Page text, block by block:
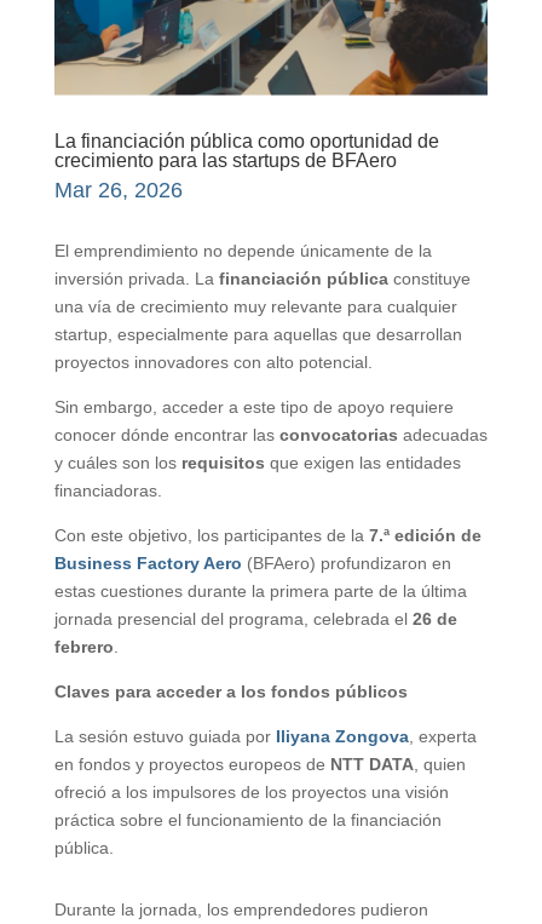
La financiación pública como oportunidad de
crecimiento para las startups de BFAero
Mar 26, 2026
El emprendimiento no depende únicamente de la
inversión privada. La financiación pública constituye
una vía de crecimiento muy relevante para cualquier
startup, especialmente para aquellas que desarrollan
proyectos innovadores con alto potencial.
Sin embargo, acceder a este tipo de apoyo requiere
conocer dónde encontrar las convocatorias adecuadas
y cuáles son los requisitos que exigen las entidades
financiadoras.
Con este objetivo, los participantes de la 7.ª edición de
Business Factory Aero (BFAero) profundizaron en
estas cuestiones durante la primera parte de la última
jornada presencial del programa, celebrada el 26 de
febrero
Claves para acceder a los fondos públicos
La sesión estuvo guiada por Iliyana Zongova, experta
en fondos y proyectos europeos de NTT DATA, quien
ofreció a los impulsores de los proyectos una visión
práctica sobre el funcionamiento de la financiación
pública.
Durante la jornada, los emprendedores pudieron